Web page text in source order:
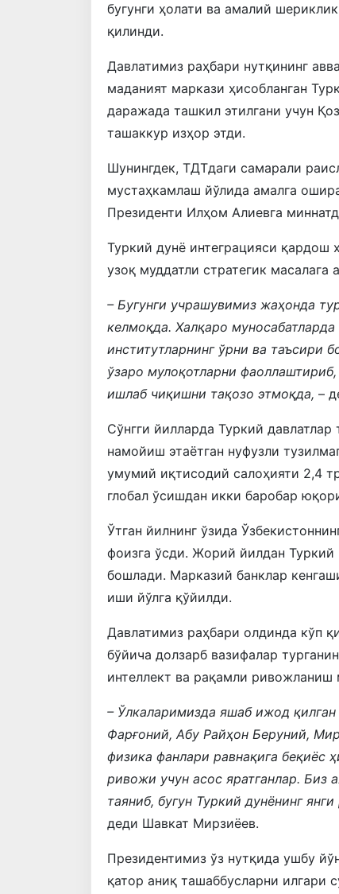
бугунги ҳолати ва амалий
қилинди.
Давлатимиз раҳбари нутқининг
маданият маркази ҳисобланган
даражада ташкил этилгани учун
ташаккур изҳор этди.
Шунингдек, ТДТдаги самарали
мустаҳкамлаш йўлида амалга
Президенти Илҳом Алиевга
Туркий дунё интеграцияси қардош
узоқ муддатли стратегик масалага
– Бугунги учрашувимиз жаҳонда
келмоқда. Халқаро
институтларнинг ўрни ва таъсири
ўзаро мулоқотларни
ишлаб чиқишни тақозо этмоқда, –
Сўнгги йилларда Туркий
намойиш этаётган нуфузли
умумий иқтисодий салоҳияти 2,4
глобал ўсишдан икки баробар
Ўтган йилнинг ўзида
фоизга ўсди. Жорий йилдан
бошлади. Марказий банклар
иши йўлга қўйилди.
Давлатимиз раҳбари олдинда кўп
бўйича долзарб вазифалар
интеллект ва рақамли ривожланиш
– Ўлкаларимизда яшаб ижод
Фарғоний, Абу Райҳон Беруний,
физика фанлари равнақига беқиёс
ривожи учун асос яратганлар. Биз
таяниб, бугун Туркий дунёнинг
деди Шавкат Мирзиёев.
Президентимиз ўз нутқида ушбу
қатор аниқ ташаббусларни илгари